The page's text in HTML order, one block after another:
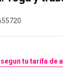
tu tarifa de
7.